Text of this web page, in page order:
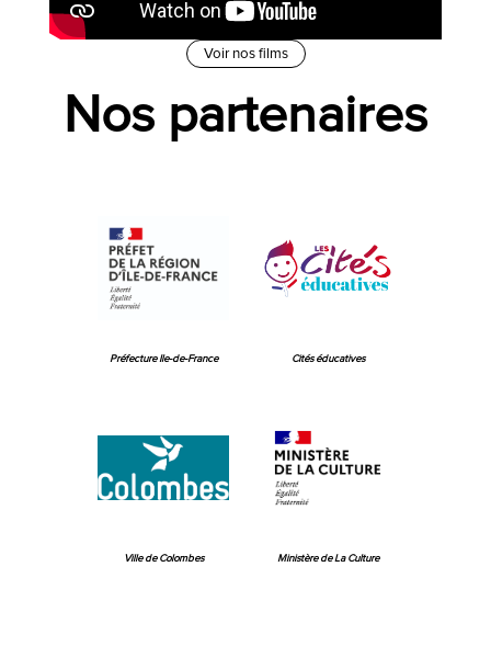
Voir nos films
Nos partenaires
Préfecture Ile-de-France Cités éducatives
Ville de Colombes Ministère de La Culture